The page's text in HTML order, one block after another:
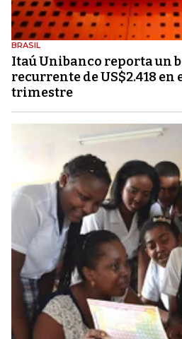
BRASIL
Itaú Unibanco reporta un
recurrente de US$2.418 en
trimestre